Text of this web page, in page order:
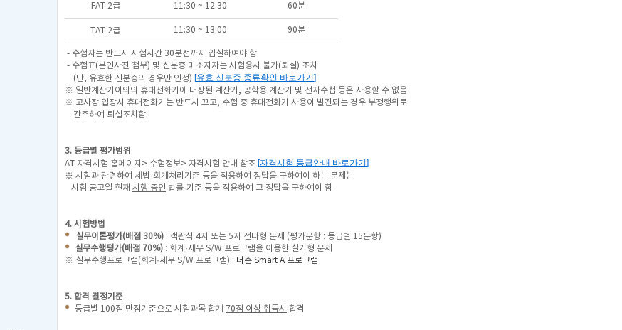
FAT 2급 11:30 ~ 12:30 60분
TAT 2급 11:30 ~ 13:00 90분
- 수험자는 반드시 시험시간 30분전까지 입실하여야 함
- 수험표(본인사진 첨부) 및 신분증 미소지자는 시험응시 불가(퇴실) 조치
(단, 유효한 신분증의 경우만 인정) [유효 신분증 종류확인 바로가기 ]
※ 일반계산기이외의 휴대전화기에 내장된 계산기, 공학용 계산기 및 전자수첩 등은 사용할 수 없음
※ 고사장 입장시 휴대전화기는 반드시 끄고, 수험 중 휴대전화기 사용이 발견되는 경우 부정행위로
간주하여 퇴실조치함.
3. 등급별 평가범위
AT 자격시험 홈페이지> 수험정보> 자격시험 안내 참조 [자격시험 등급안내 바로가기 ]
※ 시험과 관련하여 세법·회계처리기준 등을 적용하여 정답을 구하여야 하는 문제는
시험 공고일 현재 시행 중인 법률·기준 등을 적용하여 그 정답을 구하여야 함
4. 시험방법
실무이론평가(배점 30%) : 객관식 4지 또는 5지 선다형 문제 (평가문항 : 등급별 15문항)
실무수행평가(배점 70%) : 회계·세무 S/W 프로그램을 이용한 실기형 문제
※ 실무수행프로그램(회계·세무 S/W 프로그램) : 더존 Smart A 프로그램
5. 합격 결정기준
등급별 100점 만점기준으로 시험과목 합계 70점 이상 취득시 합격